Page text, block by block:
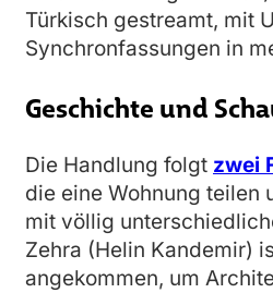
Türkisch gestreamt, mit
Synchronfassungen in
Geschichte und
Die Handlung folgt zwei
die eine Wohnung teilen
mit völlig
Zehra (Helin Kandemir)
angekommen, um